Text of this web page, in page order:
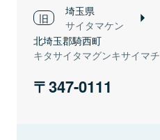
埼玉県
サイタマケン
北埼玉郡騎西町
キタサイタマグンキサイマチ
347-0111